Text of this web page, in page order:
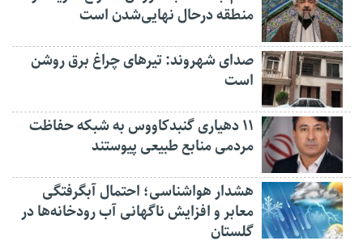
منطقه درحال نهایی‌شدن است
صدای شهروند: تیرهای چراغ برق روشن
است
۱۱ دهیاری گنبدکاووس به شبکه حفاظت
مردمی منابع طبیعی پیوستند
هشدار هواشناسی؛ احتمال آبگرفتگی
معابر و افزایش ناگهانی آب رودخانه‌ها در
گلستان